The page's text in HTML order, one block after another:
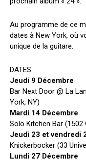
Au programme de ce
dates à New York, où
unique de la guitare.
DATES
Jeudi 9 Décembre
Bar Next Door @ La
York, NY)
Mardi 14 Décembre
Solo Kitchen Bar (1502
Jeudi 23 et vendredi
Knickerbocker (33
Lundi 27 Décembre